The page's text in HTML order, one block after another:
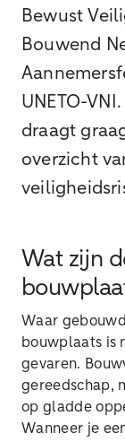
Bewust
Bouwend
UNETO-
draagt
overzicht
Wat zijn
Waar
bouwplaats is
gevaren.
gereedschap,
op gladde
Wanneer je